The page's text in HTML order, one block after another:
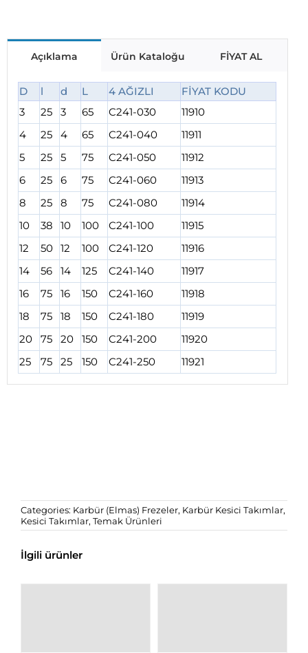
Açıklama Ürün Kataloğu FİYAT AL
D l d L 4 AĞIZLI
FİYAT KODU
3
25 3 65 C241-030
11910
4
25 4 65 C241-040
11911
5
25 5 75 C241-050
11912
6
25 6 75 C241-060
11913
8
25 8 75 C241-080
11914
10
38 10 100 C241-100
11915
12
50 12 100 C241-120
11916
14
56 14 125 C241-140
11917
16
75 16 150 C241-160
11918
18
75 18 150 C241-180
11919
20
75 20 150 C241-200
11920
25
75 25 150 C241-250 11921
Categories: Karbür (Elmas) Frezeler, Karbür Kesici Takımlar,
Kesici Takımlar, Temak Ürünleri
İlgili ürünler